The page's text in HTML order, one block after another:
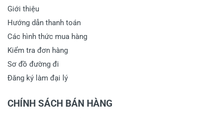
Giới thiệu
Hướng dẫn thanh toán
Các hình thức mua hàng
Kiểm tra đơn hàng
Sơ đồ đường đi
Đăng ký làm đại lý
CHÍNH SÁCH BÁN HÀNG